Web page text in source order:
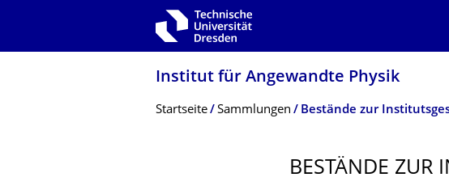
Zur Hauptnavigation springen
Institut für Angewandte Physik
Breadcrumb-Menü
Startseite Sammlungen Bestände zur
BESTÄNDE ZUR